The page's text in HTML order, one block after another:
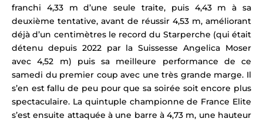
franchi 4,33 m d’une seule traite, puis 4,43 m à sa
deuxième tentative, avant de réussir 4,53 m, améliorant
déjà d’un centimètres le record du Starperche (qui était
détenu depuis 2022 par laSuissesse Angelica Moser
avec 4,52 m) puis sa meilleure performance de ce
samedi du premier coup avec une très grande marge. Il
s’en est fallu de peu pour que sa soirée soit encore plus
spectaculaire. La quintuple championne de France Elite
s’est ensuite attaquée à une barre à 4,73 m, une hauteur